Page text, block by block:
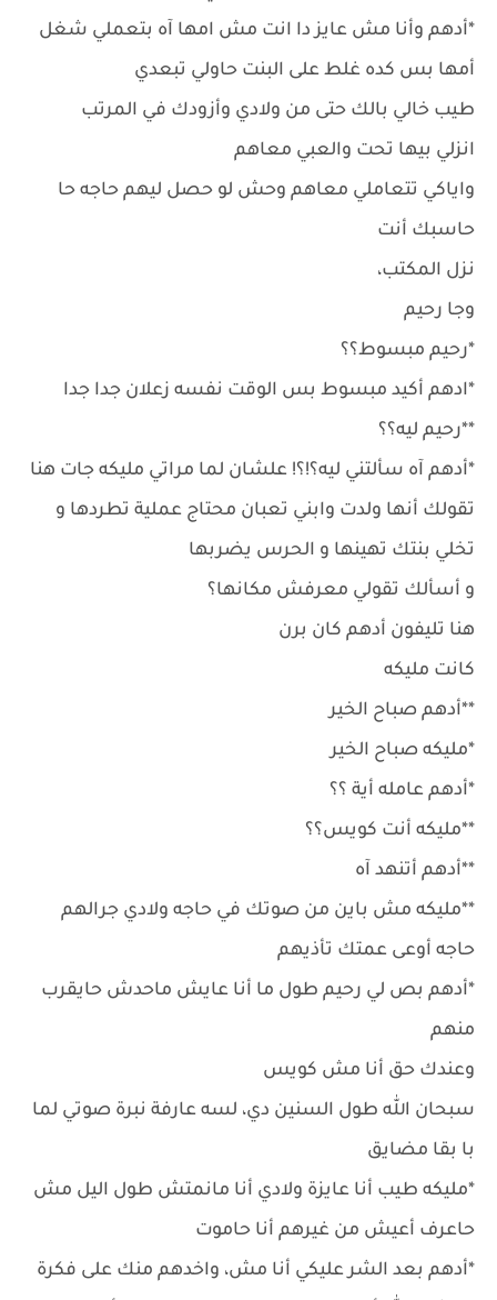
*أدهم وأنا مش عايز دا انت مش امها آه بتعملي شغل
أمها بس كده غلط على البنت حاولي تبعدي
طيب خالي بالك حتى من ولادي وأزودك في المرتب
انزلي بيها تحت والعبي معاهم
واياكي تتعاملي معاهم وحش لو حصل ليهم حاجه حا
حاسبك أنت
نزل المكتب،
وجا رحيم
*رحيم مبسوط؟؟
*ادهم أكيد مبسوط بس الوقت نفسه زعلان جدا جدا
**رحيم ليه؟؟
*أدهم آه سألتني ليه؟!؟! علشان لما مراتي مليكه جات هنا
تقولك أنها ولدت وابني تعبان محتاج عملية تطردها و
تخلي بنتك تهينها و الحرس يضربها
و أسألك تقولي معرفش مكانها؟
هنا تليفون أدهم كان برن
كانت مليكه
**أدهم صباح الخير
*مليكه صباح الخير
*أدهم عامله أية ؟؟
**مليكه أنت كويس؟؟
**أدهم أتنهد آه
**مليكه مش باين من صوتك في حاجه ولادي جرالهم
حاجه أوعى عمتك تأذيهم
*أدهم بص لي رحيم طول ما أنا عايش ماحدش حايقرب
منهم
وعندك حق أنا مش كويس
سبحان الله طول السنين دي، لسه عارفة نبرة صوتي لما
با بقا مضايق
*مليكه طيب أنا عايزة ولادي أنا مانمتش طول اليل مش
حاعرف أعيش من غيرهم أنا حاموت
*أدهم بعد الشر عليكي أنا مش، واخدهم منك على فكرة